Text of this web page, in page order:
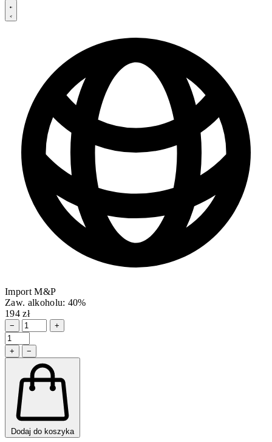
Import M&P
Zaw. alkoholu: 40%
194 zł
− +
+ −
Dodaj do koszyka